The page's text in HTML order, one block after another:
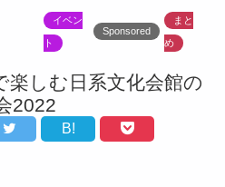
イベン
ト
Sponsored
まと
め
楽しむ日系文化会館の
2022
B!